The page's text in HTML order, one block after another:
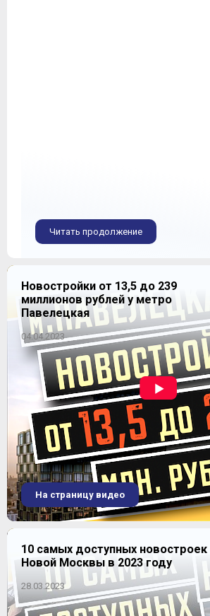
Читать продолжение
Новостройки от 13,5 до 239
миллионов рублей у метро
Павелецкая
04.04.2023
На страницу видео
10 самых доступных новостроек
Новой Москвы в 2023 году
28.03.2023